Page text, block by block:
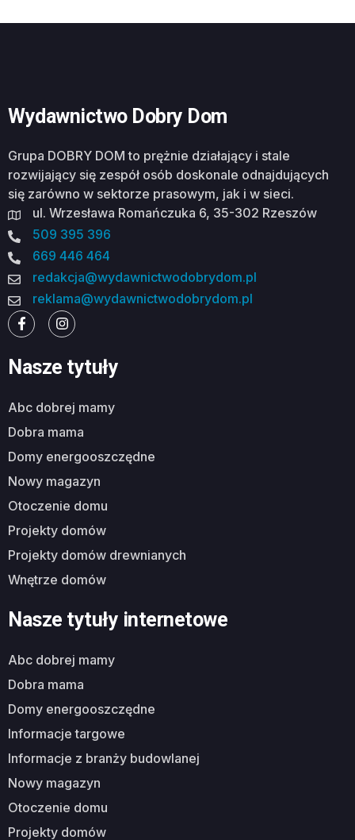
Wydawnictwo Dobry Dom
Grupa DOBRY DOM to prężnie działający i stale
rozwijający się zespół osób doskonale odnajdujących
się zarówno w sektorze prasowym, jak i w sieci.
ul. Wrzesława Romańczuka 6, 35-302 Rzeszów
509 395 396
669 446 464
redakcja@wydawnictwodobrydom.pl
reklama@wydawnictwodobrydom.pl
Nasze tytuły
abc dobrej mamy
dobra mama
domy energooszczędne
nowy magazyn
otoczenie domu
projekty domów
projekty domów drewnianych
wnętrze domów
Nasze tytuły internetowe
abc dobrej mamy
dobra mama
domy energooszczędne
informacje targowe
informacje z branży budowlanej
nowy magazyn
otoczenie domu
projekty domów